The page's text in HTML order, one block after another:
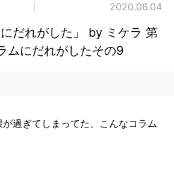
2020.06.04
にだれがした」 by ミケラ 第
ムにだれがしたその9
過ぎてしまってた、こんなコラム